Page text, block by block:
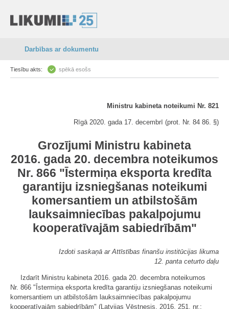
Darbības ar dokumentu
Tiesību akts: spēkā esošs
Ministru kabineta noteikumi Nr. 821
Rīgā 2020. gada 17. decembrī (prot. Nr. 84 86. §)
Grozījumi Ministru kabineta
2016. gada 20. decembra noteikumos
Nr. 866 "Īstermiņa eksporta kredīta
garantiju izsniegšanas noteikumi
komersantiem un atbilstošām
lauksaimniecības pakalpojumu
kooperatīvajām sabiedrībām"
Izdoti saskaņā ar Attīstības finanšu institūcijas likuma
12. panta ceturto daļu
Izdarīt Ministru kabineta 2016. gada 20. decembra noteikumos
Nr. 866 "Īstermiņa eksporta kredīta garantiju izsniegšanas noteikumi
komersantiem un atbilstošām lauksaimniecības pakalpojumu
kooperatīvajām sabiedrībām" (Latvijas Vēstnesis, 2016, 251. nr.;